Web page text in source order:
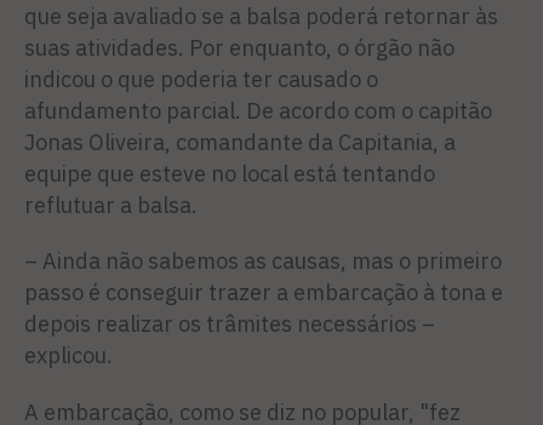
que seja avaliado se a balsa poderá retornar às
suas atividades. Por enquanto, o órgão não
indicou o que poderia ter causado o
afundamento parcial. De acordo com o capitão
Jonas Oliveira, comandante da Capitania, a
equipe que esteve no local está tentando
reflutuar a balsa.
– Ainda não sabemos as causas, mas o primeiro
passo é conseguir trazer a embarcação à tona e
depois realizar os trâmites necessários –
explicou.
A embarcação, como se diz no popular, "fez